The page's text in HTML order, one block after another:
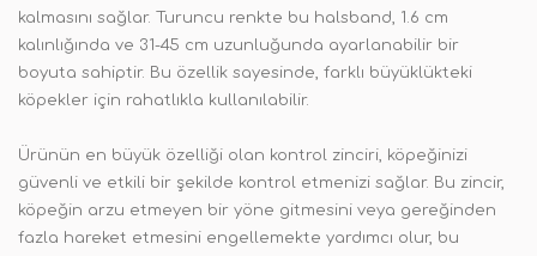
kalmasını sağlar. Turuncu renkte bu halsband, 1.6 cm
kalınlığında ve 31-45 cm uzunluğunda ayarlanabilir bir
boyuta sahiptir. Bu özellik sayesinde, farklı büyüklükteki
köpekler için rahatlıkla kullanılabilir.
Ürünün en büyük özelliği olan kontrol zinciri, köpeğinizi
güvenli ve etkili bir şekilde kontrol etmenizi sağlar. Bu zincir,
köpeğin arzu etmeyen bir yöne gitmesini veya gereğinden
fazla hareket etmesini engellemekte yardımcı olur, bu